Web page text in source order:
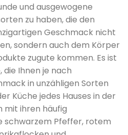
und ausgewogene
zu haben, die den
Geschmack nicht
sondern auch dem Körper
zugute kommen. Es ist
die Ihnen je nach
in unzähligen Sorten
Küche jedes Hauses in der
mit ihren häufig
schwarzem Pfeffer, rotem